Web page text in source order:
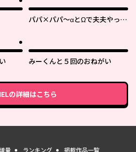
パパ×パパ～αとΩで夫夫やって
みーくんと５回のおねがい
の詳細はこちら
量 ランキング 掲載作品一覧